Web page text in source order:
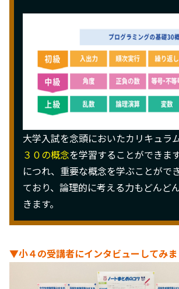
大学入試を念頭においたカリキュラム
３０の概念を学習することができま
につれ、重要な概念を学ぶことがで
ており、論理的に考える力もどんど
きます。
▼小４の受講者にインタビューしてみ